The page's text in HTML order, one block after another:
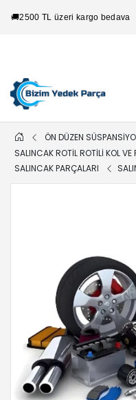
🚚2500 TL üzeri kargo bedava
ÖN DÜZEN
SALINCAK ROTİL ROTİLİ KOL VE
SALINCAK PARÇALARI